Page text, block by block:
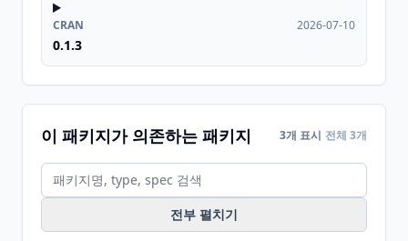
CRAN
0.1.3
2026-07-10
이 패키지가 의존하는 패키지 3개 표시 전체 3개
전부 펼치기